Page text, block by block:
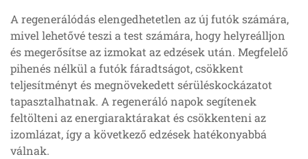
A regenerálódás elengedhetetlen az új futók számára,
mivel lehetővé teszi a test számára, hogy helyreálljon
és megerősítse az izmokat az edzések után. Megfelelő
pihenés nélkül a futók fáradtságot, csökkent
teljesítményt és megnövekedett sérüléskockázatot
tapasztalhatnak. A regeneráló napok segítenek
feltölteni az energiaraktárakat és csökkenteni az
izomlázat, így a következő edzések hatékonyabbá
válnak.